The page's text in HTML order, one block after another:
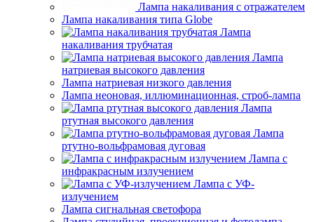
Лампа накаливания с отражателем
Лампа накаливания типа Globe
Лампа
накаливания трубчатая
Лампа
натриевая высокого давления
Лампа натриевая низкого давления
Лампа неоновая, иллюминационная, строб-лампа
Лампа
ртутная высокого давления
Лампа
ртутно-вольфрамовая дуговая
Лампа с
инфракрасным излучением
Лампа с УФ-
излучением
Лампа сигнальная светофора